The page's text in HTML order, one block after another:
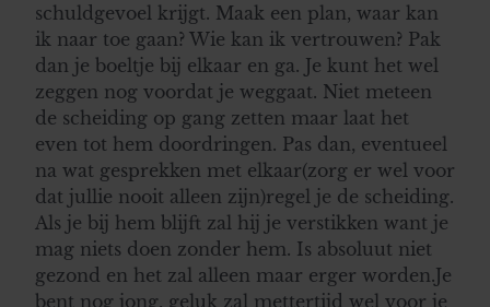
schuldgevoel krijgt. Maak een plan, waar kan
ik naar toe gaan? Wie kan ik vertrouwen? Pak
dan je boeltje bij elkaar en ga. Je kunt het wel
zeggen nog voordat je weggaat. Niet meteen
de scheiding op gang zetten maar laat het
even tot hem doordringen. Pas dan, eventueel
na wat gesprekken met elkaar(zorg er wel voor
dat jullie nooit alleen zijn)regel je de scheiding.
Als je bij hem blijft zal hij je verstikken want je
mag niets doen zonder hem. Is absoluut niet
gezond en het zal alleen maar erger worden.Je
bent nog jong, geluk zal mettertijd wel voor je